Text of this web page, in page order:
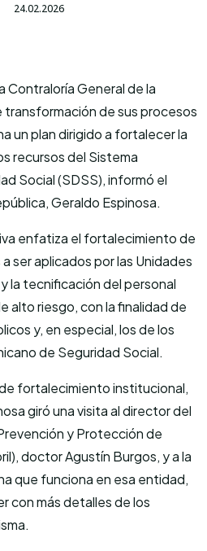
24.02.2026
Contraloría General de la
transformación de sus procesos
un plan dirigido a fortalecer la
recursos del Sistema
Social (SDSS), informó el
Geraldo Espinosa.
enfatiza el fortalecimiento de
ser aplicados por las Unidades
la tecnificación del personal
alto riesgo, con la finalidad de
y, en especial, los de los
de Seguridad Social.
fortalecimiento institucional,
giró una visita al director del
y Protección de
doctor Agustín Burgos, y a la
que funciona en esa entidad,
con más detalles de los